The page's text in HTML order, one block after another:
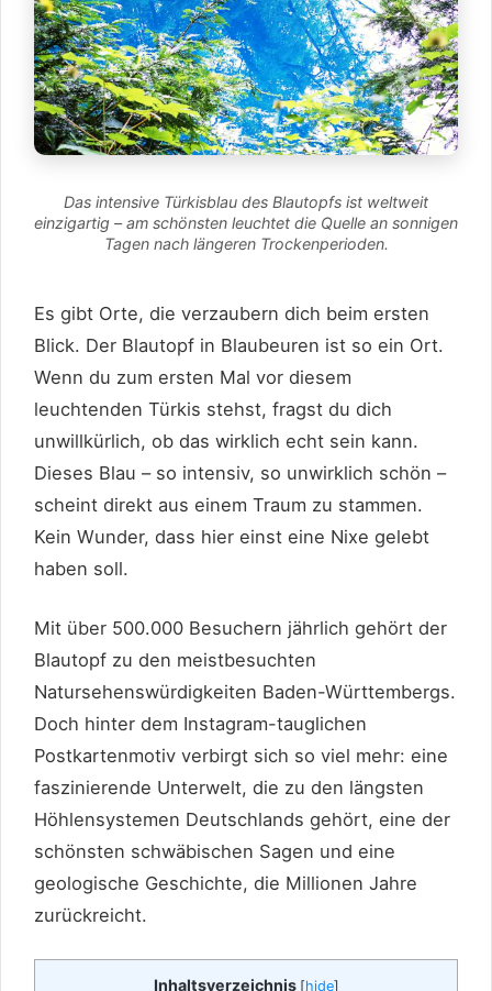
Das intensive Türkisblau des Blautopfs ist weltweit
einzigartig – am schönsten leuchtet die Quelle an sonnigen
Tagen nach längeren Trockenperioden.
Es gibt Orte, die verzaubern dich beim ersten
Blick. Der Blautopf in Blaubeuren ist so ein Ort.
Wenn du zum ersten Mal vor diesem
leuchtenden Türkis stehst, fragst du dich
unwillkürlich, ob das wirklich echt sein kann.
Dieses Blau – so intensiv, so unwirklich schön –
scheint direkt aus einem Traum zu stammen.
Kein Wunder, dass hier einst eine Nixe gelebt
haben soll.
Mit über 500.000 Besuchern jährlich gehört der
Blautopf zu den meistbesuchten
Natursehenswürdigkeiten Baden-Württembergs.
Doch hinter dem Instagram-tauglichen
Postkartenmotiv verbirgt sich so viel mehr: eine
faszinierende Unterwelt, die zu den längsten
Höhlensystemen Deutschlands gehört, eine der
schönsten schwäbischen Sagen und eine
geologische Geschichte, die Millionen Jahre
zurückreicht.
Inhaltsverzeichnis [hide]